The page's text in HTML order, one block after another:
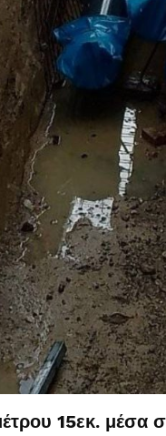
15εκ. μέσα